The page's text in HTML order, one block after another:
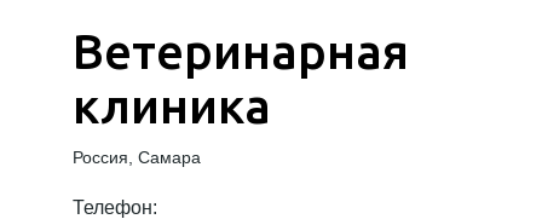
Ветеринарная
клиника
Россия, Самара
Телефон: